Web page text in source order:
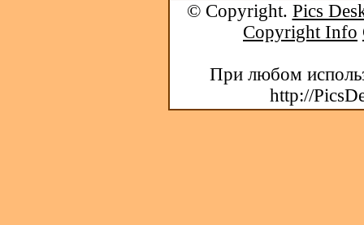
© Copyright. Pics
Copyright Info
При любом
http://